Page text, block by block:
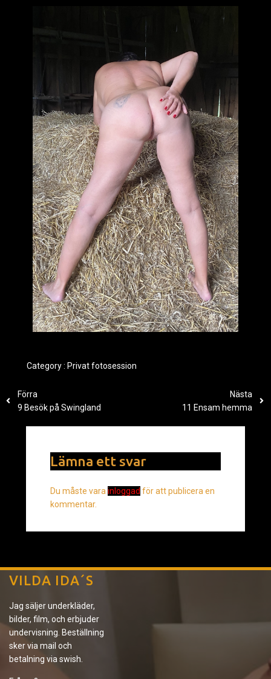
Category : Privat fotosession
Förra
9 Besök på Swingland
Nästa
11 Ensam hemma
Lämna ett svar
Du måste varainloggad för att publicera en
kommentar.
VILDA IDA´S
Jag säljer underkläder,
bilder, film, och erbjuder
undervisning. Beställning
sker via mail och
betalning via swish.